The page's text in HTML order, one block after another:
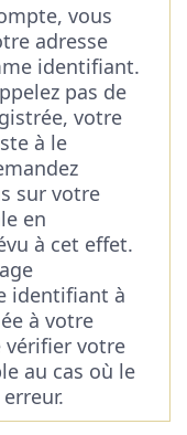
vous
adresse
identifiant.
pas de
votre
à le
sur votre
en
à cet effet.
identifiant à
à votre
vérifier votre
au cas où le